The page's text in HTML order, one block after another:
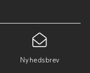
Nyhedsbrev